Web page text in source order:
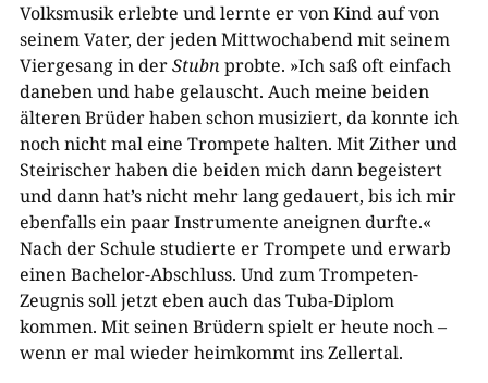
Volksmusik erlebte und lernte er von Kind auf von
seinem Vater, der jeden Mittwochabend mit seinem
Viergesang in derStubn probte. »Ich saß oft einfach
daneben und habe gelauscht. Auch meine beiden
älteren Brüder haben schon musiziert, da konnte ich
noch nicht mal eine Trompete halten. Mit Zither und
Steirischer haben die beiden mich dann begeistert
und dann hat’s nicht mehr lang gedauert, bis ich mir
ebenfalls ein paar Instrumente aneignen durfte.«
Nach der Schule studierte er Trompete und erwarb
einen Bachelor-Abschluss. Und zum Trompeten-
Zeugnis soll jetzt eben auch das Tuba-Diplom
kommen. Mit seinen Brüdern spielt er heute noch –
wenn er mal wieder heimkommt ins Zellertal.